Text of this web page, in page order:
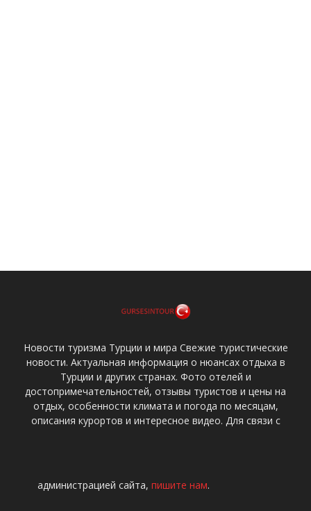
Новости туризма Турции и мира Свежие туристические
новости. Актуальная информация о нюансах отдыха в
Турции и других странах. Фото отелей и
достопримечательностей, отзывы туристов и цены на
отдых, особенности климата и погода по месяцам,
описания курортов и интересное видео. Для связи с
администрацией сайта, пишите нам.